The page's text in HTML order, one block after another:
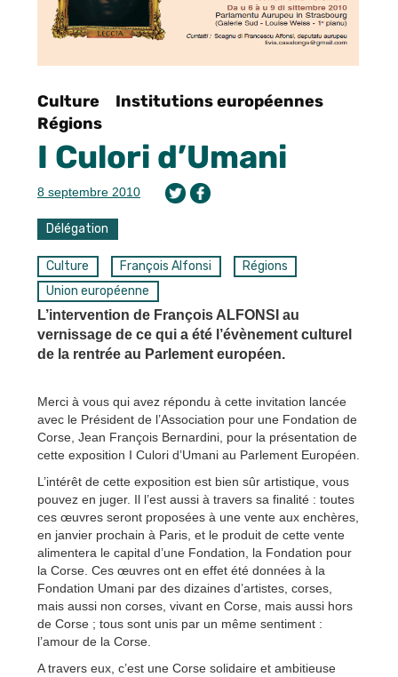
Culture
Institutions européennes
Régions
I Culori d’Umani
8 septembre 2010
Délégation
Culture François Alfonsi
Régions
Union européenne
L’intervention de François ALFONSI au
vernissage de ce qui a été l’évènement culturel
de la rentrée au Parlement européen.
Merci à vous qui avez répondu à cette invitation lancée
avec le Président de l’Association pour une Fondation de
Corse, Jean François Bernardini, pour la présentation de
cette exposition I Culori d’Umani au Parlement Européen.
L’intérêt de cette exposition est bien sûr artistique, vous
pouvez en juger. Il l’est aussi à travers sa finalité : toutes
ces œuvres seront proposées à une vente aux enchères,
en janvier prochain à Paris, et le produit de cette vente
alimentera le capital d’une Fondation, la Fondation pour
la Corse. Ces œuvres ont en effet été données à la
Fondation Umani par des dizaines d’artistes, corses,
mais aussi non corses, vivant en Corse, mais aussi hors
de Corse ; tous sont unis par un même sentiment :
l’amour de la Corse.
A travers eux, c’est une Corse solidaire et ambitieuse